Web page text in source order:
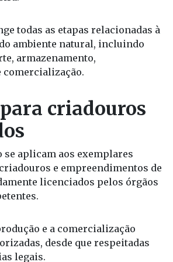
todas as etapas relacionadas à
ambiente natural, incluindo
armazenamento,
comercialização.
criadouros
se aplicam aos exemplares
e empreendimentos de
licenciados pelos órgãos
e a comercialização
desde que respeitadas
legais.